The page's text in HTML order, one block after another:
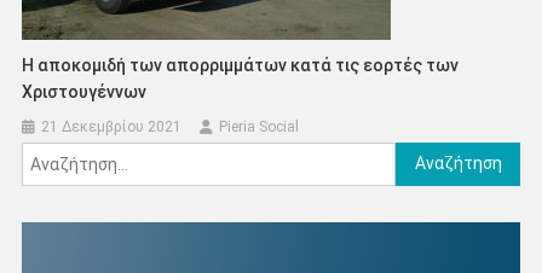
Η αποκομιδή των απορριμμάτων κατά τις εορτές των
Χριστουγέννων
21 Δεκεμβρίου 2021 Pieria Social
Αναζήτηση
για: